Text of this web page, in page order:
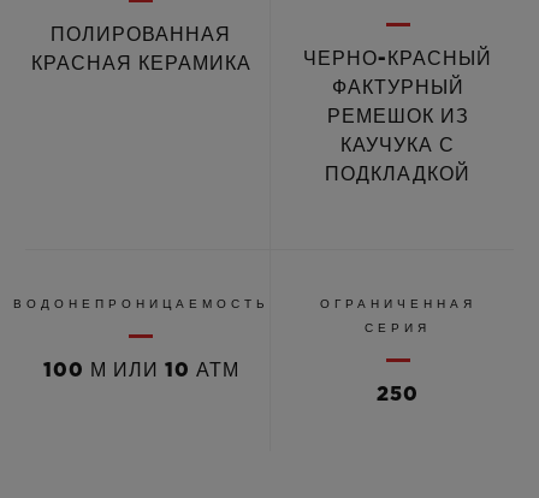
ПОЛИРОВАННАЯ
КРАСНАЯ КЕРАМИКА
ЧЕРНО-КРАСНЫЙ
ФАКТУРНЫЙ
РЕМЕШОК ИЗ
КАУЧУКА С
ПОДКЛАДКОЙ
ВОДОНЕПРОНИЦАЕМОСТЬ
100 М ИЛИ 10 АТМ
ОГРАНИЧЕННАЯ
СЕРИЯ
250